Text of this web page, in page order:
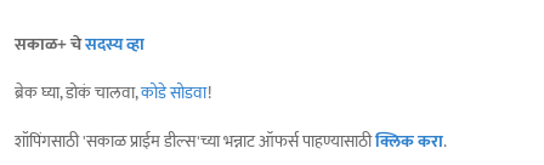
सकाळ+ चेसदस्य व्हा
ब्रेक घ्या, डोकं चालवा,कोडे सोडवा!
शॉपिंगसाठी 'सकाळ प्राईम डील्स'च्या भन्नाट ऑफर्स पाहण्यासाठीक्लिक करा.